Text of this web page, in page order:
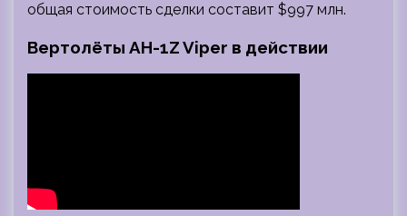
общая стоимость сделки составит $997 млн.
Вертолёты AH-1Z Viper в действии